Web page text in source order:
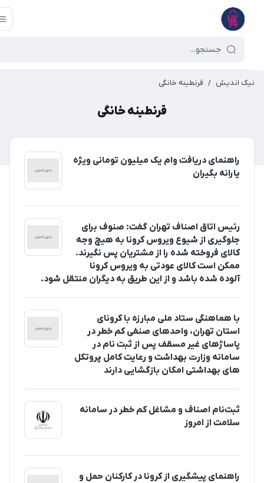
نیک اندیش / قرنطینه خانگی
قرنطینه خانگی
راهنمای دریافت وام یک میلیون تومانی ویژه
یارانه بگیران
رئیس اتاق اصناف تهران گفت: صنوف برای
جلوگیری از شیوع ویروس کرونا به هیچ وجه
کالای فروخته شده را از مشتریان پس نگیرند.
ممکن است کالای عودتی به ویروس کرونا
آلوده شده باشد و از این طریق به دیگران منتقل شود.
با هماهنگی ستاد ملی مبارزه با کرونای
استان تهران، واحدهای صنفی کم خطر در
پاساژهای غیر مسقف پس از ثبت نام در
سامانه وزارت بهداشت و رعایت کامل پروتکل
های بهداشتی امکان بازگشایی دارند
ثبت‌نام اصناف و مشاغل کم خطر در سامانه
سلامت از امروز
راهنمای پیشگیری از کرونا در کارکنان حمل و